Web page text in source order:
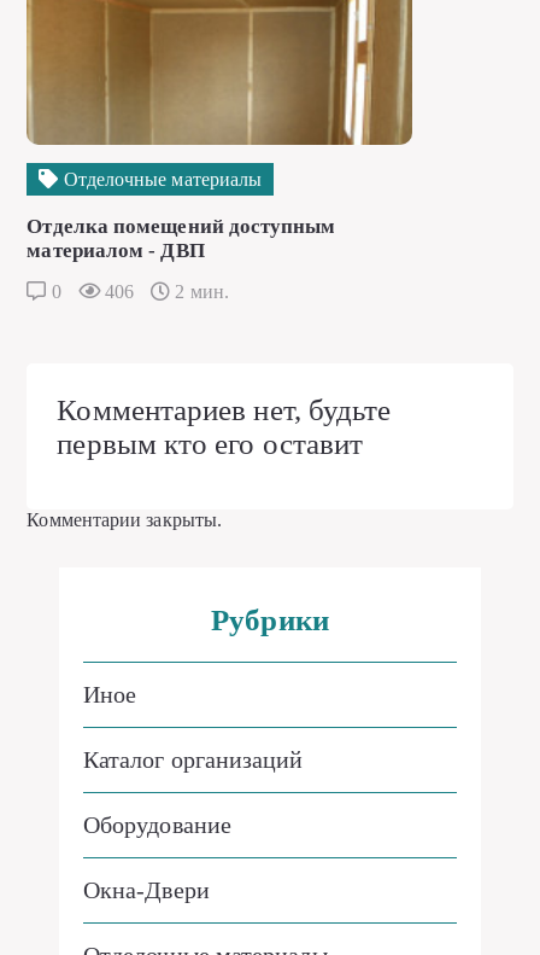
Отделочные материалы
Отделка помещений доступным
материалом - ДВП
0 406 2 мин.
Комментариев нет, будьте
первым кто его оставит
Комментарии закрыты.
Рубрики
Иное
Каталог организаций
Оборудование
Окна-Двери